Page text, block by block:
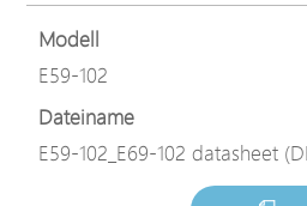
Modell
E59-102
Dateiname
E59-102_E69-102 datasheet